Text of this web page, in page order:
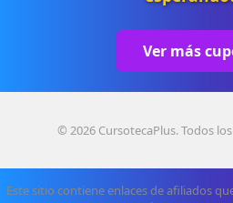
Ver más
© 2026 CursotecaPlus. Todos
Este sitio contiene enlaces de afiliados